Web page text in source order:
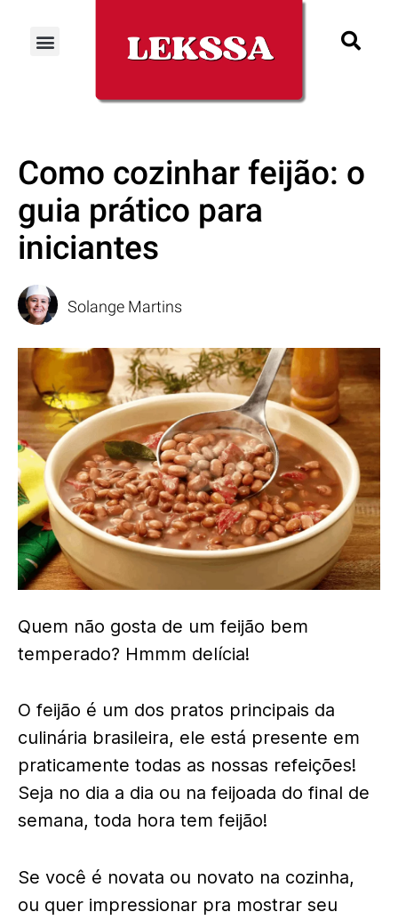
Como cozinhar feijão: o
guia prático para
iniciantes
Solange Martins
Quem não gosta de um feijão bem
temperado? Hmmm delícia!
O feijão é um dos pratos principais da
culinária brasileira, ele está presente em
praticamente todas as nossas refeições!
Seja no dia a dia ou na feijoada do final de
semana, toda hora tem feijão!
Se você é novata ou novato na cozinha,
ou quer impressionar pra mostrar seu